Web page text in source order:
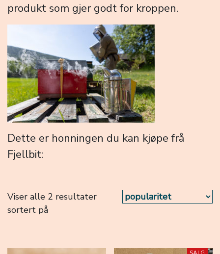
produkt som gjer godt for kroppen.
Dette er honningen du kan kjøpe frå
Fjellbit:
Viser alle 2 resultater
sortert på